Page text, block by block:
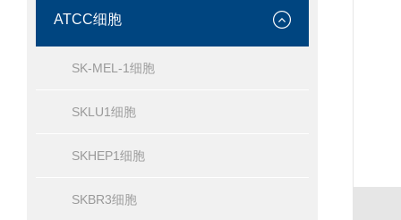
ATCC细胞
SK-MEL-1细胞
SKLU1细胞
SKHEP1细胞
SKBR3细胞